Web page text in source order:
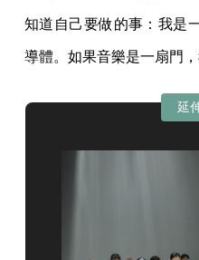
知道自己要做的事：我是
導體。如果音樂是一扇門
延